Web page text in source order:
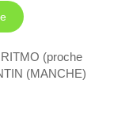
(proche
(MANCHE)